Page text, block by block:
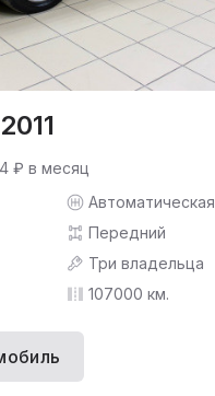
₽ в месяц
Автоматическая
Передний
Три владельца
107000 км.